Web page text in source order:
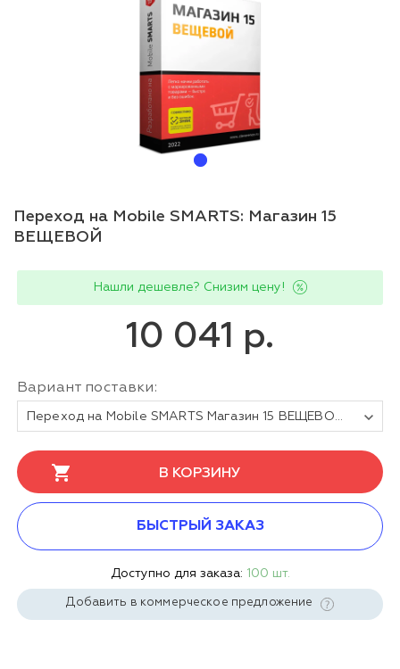
Переход на Mobile SMARTS: Магазин 15
ВЕЩЕВОЙ
Нашли дешевле? Снизим цену!
10 041 р.
Вариант поставки:
Переход на Mobile SMARTS Магазин 15 ВЕЩЕВОЙ, БАЗОВЫЙ для любой поддерживаемой конфигурации 1С
В КОРЗИНУ
БЫСТРЫЙ ЗАКАЗ
Доступно для заказа: 100 шт.
Добавить в коммерческое предложение